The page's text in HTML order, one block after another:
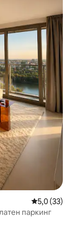
Просечна
5,0 (33)
паркинг